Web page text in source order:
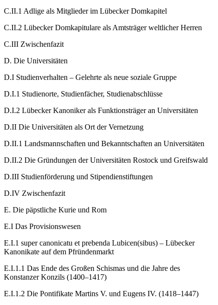
C.II.1 Adlige als Mitglieder im Lübecker Domkapitel
C.II.2 Lübecker Domkapitulare als Amtsträger weltlicher Herren
C.III Zwischenfazit
D. Die Universitäten
D.I Studienverhalten – Gelehrte als neue soziale Gruppe
D.I.1 Studienorte, Studienfächer, Studienabschlüsse
D.I.2 Lübecker Kanoniker als Funktionsträger an Universitäten
D.II Die Universitäten als Ort der Vernetzung
D.II.1 Landsmannschaften und Bekanntschaften an Universitäten
D.II.2 Die Gründungen der Universitäten Rostock und Greifswald
D.III Studienförderung und Stipendienstiftungen
D.IV Zwischenfazit
E. Die päpstliche Kurie und Rom
E.I Das Provisionswesen
E.I.1 super canonicatu et prebenda Lubicen(sibus) – Lübecker
Kanonikate auf dem Pfründenmarkt
E.I.1.1 Das Ende des Großen Schismas und die Jahre des
Konstanzer Konzils (1400–1417)
E.I.1.2 Die Pontifikate Martins V. und Eugens IV. (1418–1447)